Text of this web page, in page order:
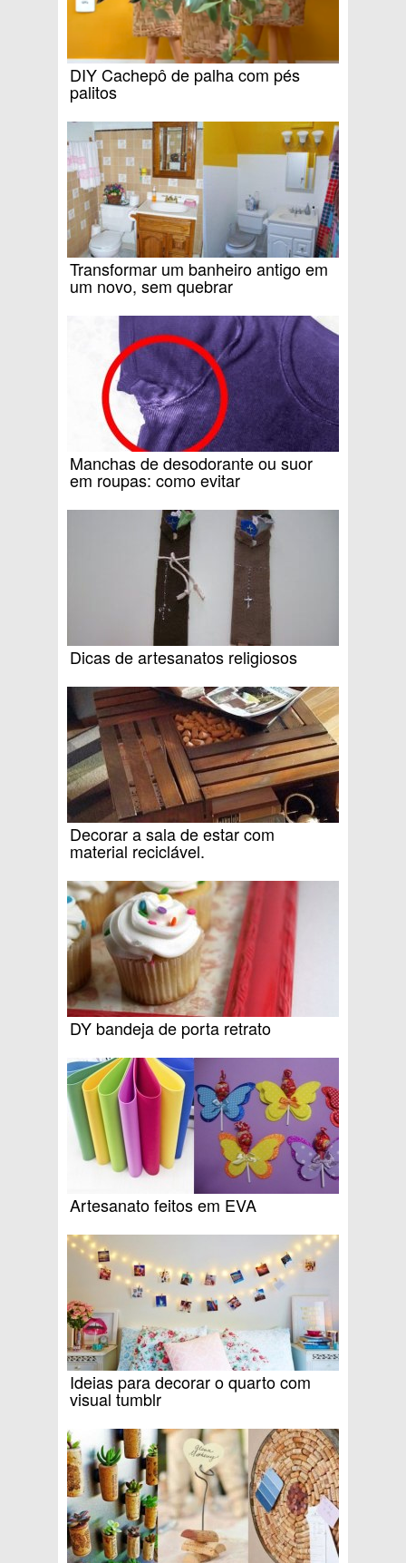
DIY Cachepô de palha com pés
palitos
Transformar um banheiro antigo em
um novo, sem quebrar
Manchas de desodorante ou suor
em roupas: como evitar
Dicas de artesanatos religiosos
Decorar a sala de estar com
material reciclável.
DY bandeja de porta retrato
Artesanato feitos em EVA
Ideias para decorar o quarto com
visual tumblr